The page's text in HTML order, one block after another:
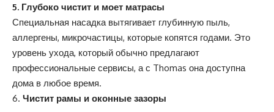
5. Глубоко чистит и моет матрасы
Специальная насадка вытягивает глубинную пыль,
аллергены, микрочастицы, которые копятся годами. Это
уровень ухода, который обычно предлагают
профессиональные сервисы, а с Thomas она доступна
дома в любое время.
Чистит рамы и оконные зазоры